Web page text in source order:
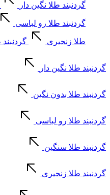
گردنبند طلا نگین دار
گردنبند طلا رو لباسی
طلا زنجیری
گردنبند طلا نگین دار
گردنبند طلا بدون نگین
گردنبند طلا رو لباسی
گردنبند طلا سنگین
گردنبند طلا زنجیری